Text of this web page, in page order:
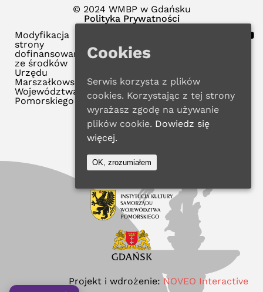
© 2024 WMBP w Gdańsku
Polityka Prywatności
Modyfikacja
strony
dofinansowana
ze środków
Urzędu
Marszałkowskiego
Województwa
Pomorskiego
Projekt i wdrożenie: NOVEO Interactive
Cookies
Serwis korzysta z plików
cookies. Korzystając z tej strony
wyrażasz zgodę na używanie
plików cookie. Dowiedz się
więcej.
OK, zrozumiałem